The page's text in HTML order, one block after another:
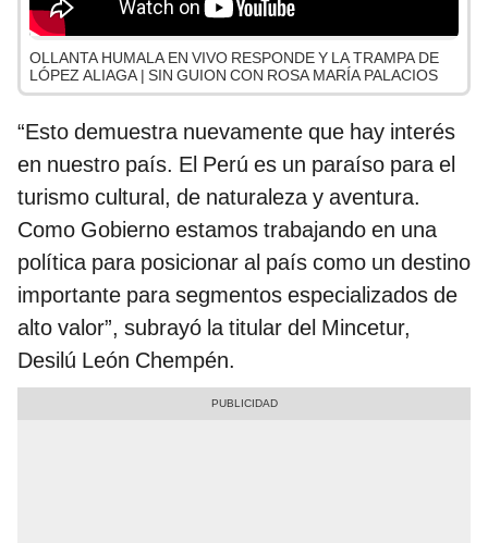
OLLANTA HUMALA EN VIVO RESPONDE Y LA TRAMPA DE
LÓPEZ ALIAGA | SIN GUION CON ROSA MARÍA PALACIOS
“Esto demuestra nuevamente que hay interés
en nuestro país. El Perú es un paraíso para el
turismo cultural, de naturaleza y aventura.
Como Gobierno estamos trabajando en una
política para posicionar al país como un destino
importante para segmentos especializados de
alto valor”, subrayó la titular del Mincetur,
Desilú León Chempén.